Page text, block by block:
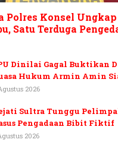
Polres Konsel
Satu Terduga
Dinilai Gagal Buktikan
Hukum Armin Amin
dan Minta Putusan
2026
Sultra Tunggu
Pengadaan Bibit Fiktif
2026